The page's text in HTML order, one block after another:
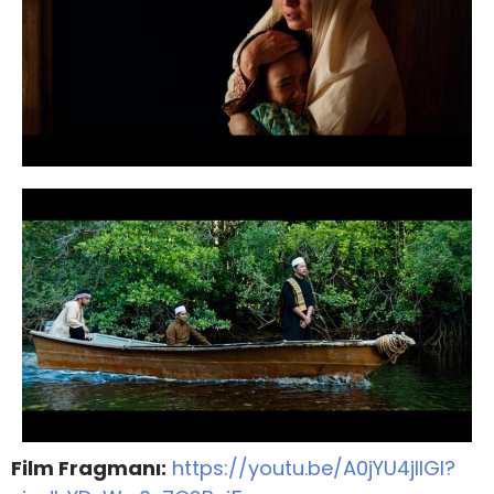
Film Fragmanı: https://youtu.be/A0jYU4jIIGI?